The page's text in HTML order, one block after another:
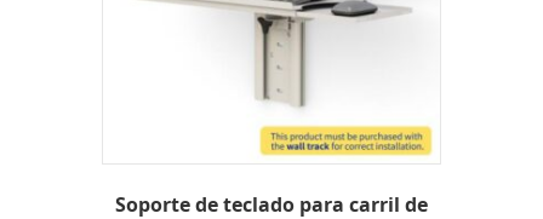
Soporte de teclado para carril de